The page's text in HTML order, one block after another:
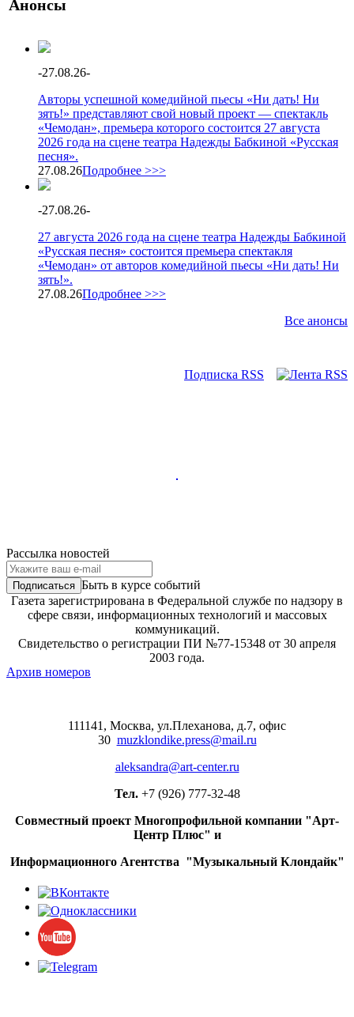
Анонсы
-27.08.26-
Авторы успешной комедийной пьесы «Ни дать! Ни
зять!» представляют свой новый проект — спектакль
«Чемодан», премьера которого состоится 27 августа
2026 года на сцене театра Надежды Бабкиной «Русская
песня».
27.08.26Подробнее >>>
-27.08.26-
27 августа 2026 года на сцене театра Надежды Бабкиной
«Русская песня» состоится премьера спектакля
«Чемодан» от авторов комедийной пьесы «Ни дать! Ни
зять!».
27.08.26Подробнее >>>
Все анонсы
Подписка RSS
Рассылка новостей
Быть в курсе событий
Газета зарегистрирована в Федеральной службе по надзору в
сфере связи, информационных технологий и массовых
коммуникаций.
Свидетельство о регистрации ПИ №77-15348 от 30 апреля
2003 года.
Архив номеров
111141, Москва, ул.Плеханова, д.7, офис
30 muzklondike.press@mail.ru
aleksandra@art-center.ru
Тел. +7 (926) 777-32-48
Совместный проект Многопрофильной компании "Арт-
Центр Плюс" и
Информационного Агентства "Музыкальный Клондайк"